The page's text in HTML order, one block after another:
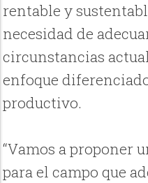
rentable y
necesidad de
circunstancias
enfoque
productivo.
“Vamos a proponer
para el campo que